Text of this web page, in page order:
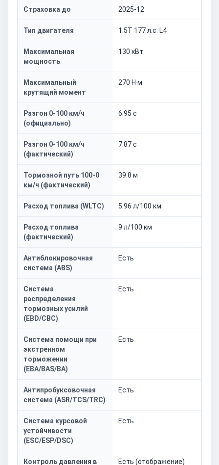
Страховка до 2025-12
Тип двигателя 1.5T 177 л.с. L4
Максимальная
мощность
130 кВт
Максимальный
крутящий момент
270 Н·м
Разгон 0-100 км/ч
(официально)
6.95 с
Разгон 0-100 км/ч
(фактический)
7.87 с
Тормозной путь 100-0
км/ч (фактический)
39.8 м
Расход топлива (WLTC) 5.96 л/100 км
Расход топлива
(фактический)
9 л/100 км
Антиблокировочная
система (ABS)
Есть
Система
распределения
тормозных усилий
(EBD/CBC)
Есть
Система помощи при
экстренном
торможении
(EBA/BAS/BA)
Есть
Антипробуксовочная
система (ASR/TCS/TRC)
Есть
Система курсовой
устойчивости
(ESC/ESP/DSC)
Есть
Контроль давления в Есть (отображение)